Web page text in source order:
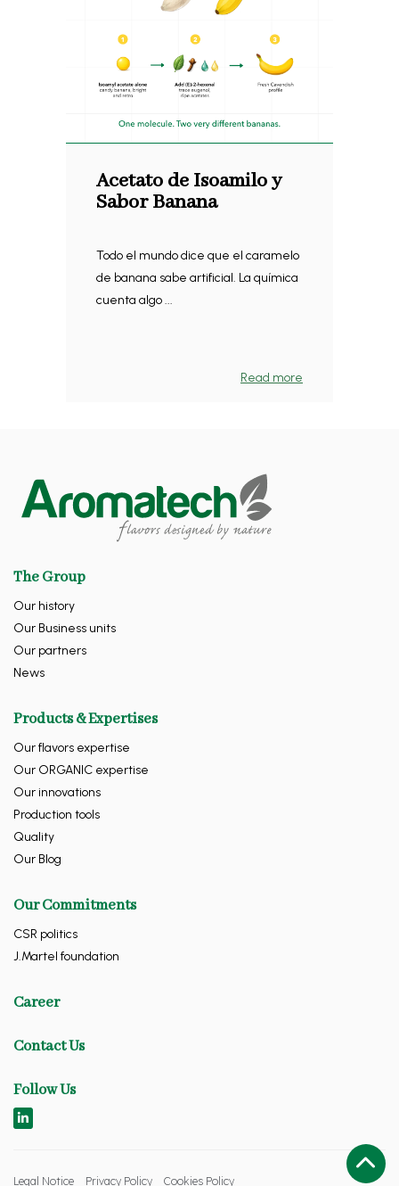
Acetato de Isoamilo y
Sabor Banana
Todo el mundo dice que el caramelo
de banana sabe artificial. La química
cuenta algo ...
Read more
The Group
Our history
Our Business units
Our partners
News
Products & Expertises
Our flavors expertise
Our ORGANIC expertise
Our innovations
Production tools
Quality
Our Blog
Our Commitments
CSR politics
J.Martel foundation
Career
Contact Us
Follow Us
Legal Notice Privacy Policy Cookies Policy